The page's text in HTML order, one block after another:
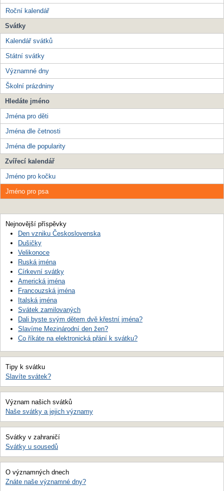
Roční kalendář
Svátky
Kalendář svátků
Státní svátky
Významné dny
Školní prázdniny
Hledáte jméno
Jména pro děti
Jména dle četnosti
Jména dle popularity
Zvířecí kalendář
Jméno pro kočku
Jméno pro psa
Nejnovější příspěvky
Den vzniku Československa
Dušičky
Velikonoce
Ruská jména
Církevní svátky
Americká jména
Francouzská jména
Italská jména
Svátek zamilovaných
Dali byste svým dětem dvě křestní jména?
Slavíme Mezinárodní den žen?
Co říkáte na elektronická přání k svátku?
Tipy k svátku
Slavíte svátek?
Význam našich svátků
Naše svátky a jejich významy
Svátky v zahraničí
Svátky u sousedů
O významných dnech
Znáte naše významné dny?